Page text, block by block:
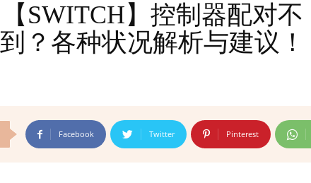
【SWITCH】控制器配对不
到？各种状况解析与建议！
Facebook Twitter Pinterest